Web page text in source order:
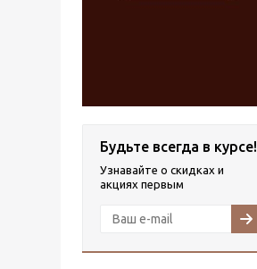
Будьте всегда в курсе!
Узнавайте о скидках и
акциях первым